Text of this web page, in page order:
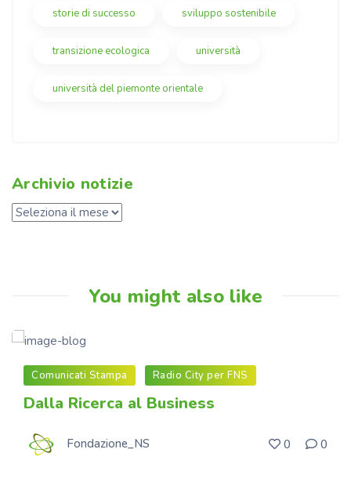
storie di successo sviluppo sostenibile
transizione ecologica università
università del piemonte orientale
Archivio notizie
You might also like
Comunicati Stampa Radio City per FNS
Dalla Ricerca al Business
Fondazione_NS 0 0